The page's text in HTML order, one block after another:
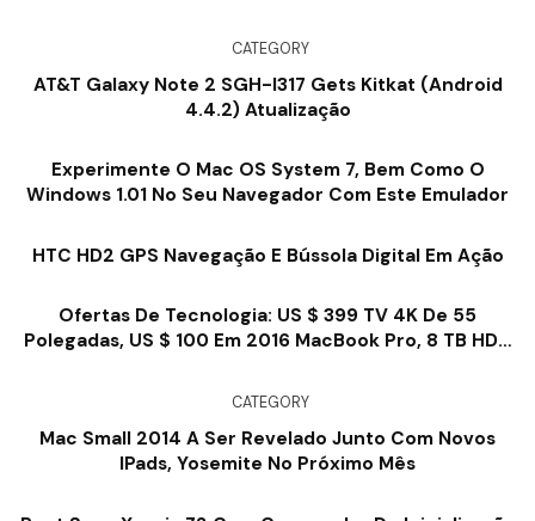
CATEGORY
AT&T Galaxy Note 2 SGH-I317 Gets Kitkat (Android
4.4.2) Atualização
Experimente O Mac OS System 7, Bem Como O
Windows 1.01 No Seu Navegador Com Este Emulador
HTC HD2 GPS Navegação E Bússola Digital Em Ação
Ofertas De Tecnologia: US $ 399 TV 4K De 55
Polegadas, US $ 100 Em 2016 MacBook Pro, 8 TB HDD
CATEGORY
Mac Small 2014 A Ser Revelado Junto Com Novos
IPads, Yosemite No Próximo Mês